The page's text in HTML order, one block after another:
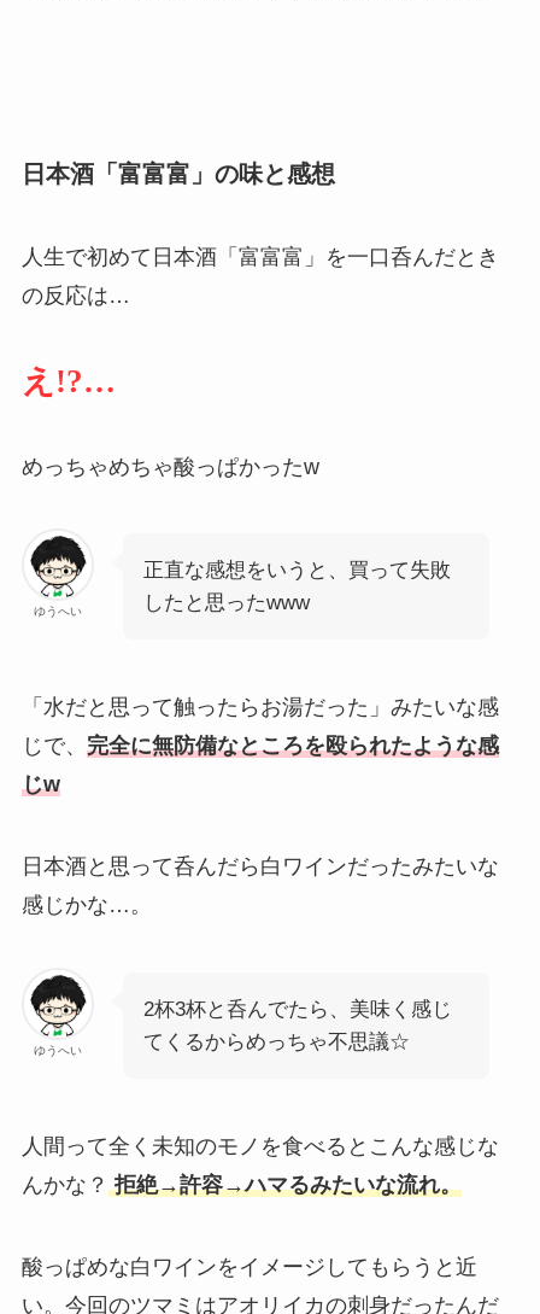
日本酒「富富富」の味と感想
人生で初めて日本酒「富富富」を一口呑んだとき
の反応は…
え!?…
めっちゃめちゃ酸っぱかったw
ゆうへい
正直な感想をいうと、買って失敗
したと思ったwww
「水だと思って触ったらお湯だった」みたいな感
じで、 完全に無防備なところを殴られたような感
じw
日本酒と思って呑んだら白ワインだったみたいな
感じかな…。
ゆうへい
2杯3杯と呑んでたら、美味く感じ
てくるからめっちゃ不思議☆
人間って全く未知のモノを食べるとこんな感じな
んかな？ 拒絶→許容→ハマるみたいな流れ。
酸っぱめな白ワインをイメージしてもらうと近
い。今回のツマミはアオリイカの刺身だったんだ